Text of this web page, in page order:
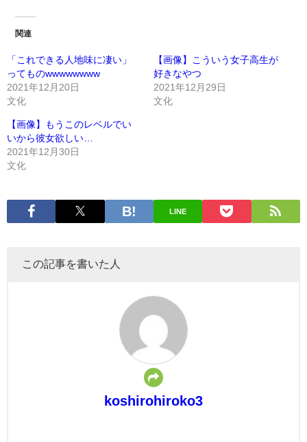
関連
「これできる人地味に凄い」
ってものwwwwwwww
2021年12月20日
文化
【画像】こういう女子高生が
好きなやつ
2021年12月29日
文化
【画像】もうこのレベルでい
いから彼女欲しい…
2021年12月30日
文化
LINE
この記事を書いた人
koshirohiroko3